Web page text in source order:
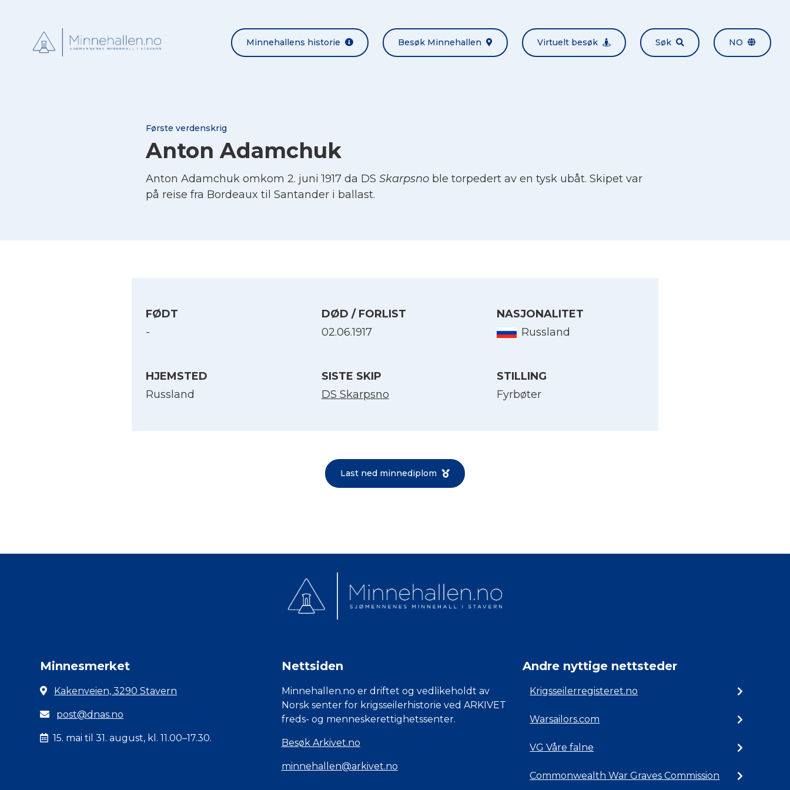
Minnehallens historie Besøk Minnehallen Virtuelt besøk Søk NO
Første verdenskrig
Anton Adamchuk
Anton Adamchuk omkom 2. juni 1917 da DS Skarpsno ble torpedert av en tysk ubåt. Skipet var
på reise fra Bordeaux til Santander i ballast.
FØDT
-
DØD / FORLIST
02.06.1917
NASJONALITET
Russland
HJEMSTED
Russland
SISTE SKIP
DS Skarpsno
STILLING
Fyrbøter
Last ned minnediplom
Minnesmerket
Kakenveien, 3290 Stavern
post@dnas.no
15. mai til 31. august, kl. 11.00–17.30.
Nettsiden
Minnehallen.no er driftet og vedlikeholdt av
Norsk senter for krigsseilerhistorie ved ARKIVET
freds- og menneskerettighetssenter.
Besøk Arkivet.no
minnehallen@arkivet.no
Andre nyttige nettsteder
Krigsseilerregisteret.no
Warsailors.com
VG Våre falne
Commonwealth War Graves Commission
Norsk bokmål